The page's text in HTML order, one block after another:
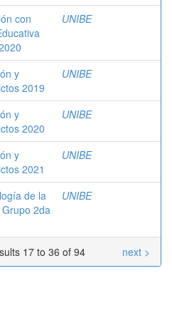
con
UNIBE
y
2019
UNIBE
y
2020
UNIBE
y
2021
UNIBE
de la
2da
UNIBE
17 to 36 of 94 next >